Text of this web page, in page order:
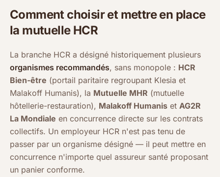
Comment choisir et mettre en place
la mutuelle HCR
La branche HCR a désigné historiquement plusieurs
organismes recommandés, sans monopole : HCR
Bien-être (portail paritaire regroupant Klesia et
Malakoff Humanis), la Mutuelle MHR (mutuelle
hôtellerie-restauration), Malakoff Humanis et AG2R
La Mondiale en concurrence directe sur les contrats
collectifs. Un employeur HCR n'est pas tenu de
passer par un organisme désigné — il peut mettre en
concurrence n'importe quel assureur santé proposant
un panier conforme.